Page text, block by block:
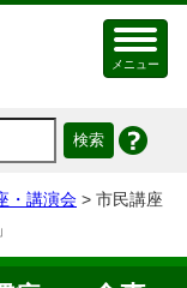
メニュー
・講演会 > 市民講座